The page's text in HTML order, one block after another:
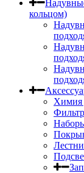
кольцом)
Химия